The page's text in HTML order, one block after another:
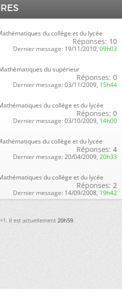
du collège et du lycée
Réponses: 10
Dernier message: 19/11/2010, 09h03
du supérieur
Réponses: 0
Dernier message: 03/11/2009, 15h44
du collège et du lycée
Réponses: 0
Dernier message: 03/10/2009, 14h00
du collège et du lycée
Réponses: 4
Dernier message: 20/04/2009, 20h33
du collège et du lycée
Réponses: 2
Dernier message: 14/09/2008, 19h42
Il est actuellement20h59.